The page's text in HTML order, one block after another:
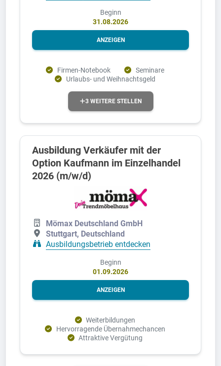
Beginn
31.08.2026
ANZEIGEN
Firmen-Notebook
Seminare
Urlaubs- und Weihnachtsgeld
3 WEITERE STELLEN
Ausbildung Verkäufer mit der
Option Kaufmann im Einzelhandel
2026 (m/w/d)
Mömax Deutschland GmbH
Stuttgart, Deutschland
Ausbildungsbetrieb entdecken
Beginn
01.09.2026
ANZEIGEN
Weiterbildungen
Hervorragende Übernahmechancen
Attraktive Vergütung